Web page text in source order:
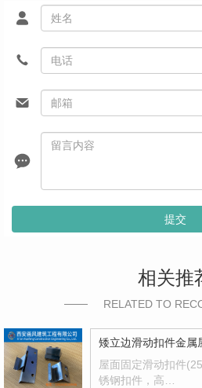
提交
相关推
RELATED TO
屋面固定滑动扣件
锈钢扣件，高…